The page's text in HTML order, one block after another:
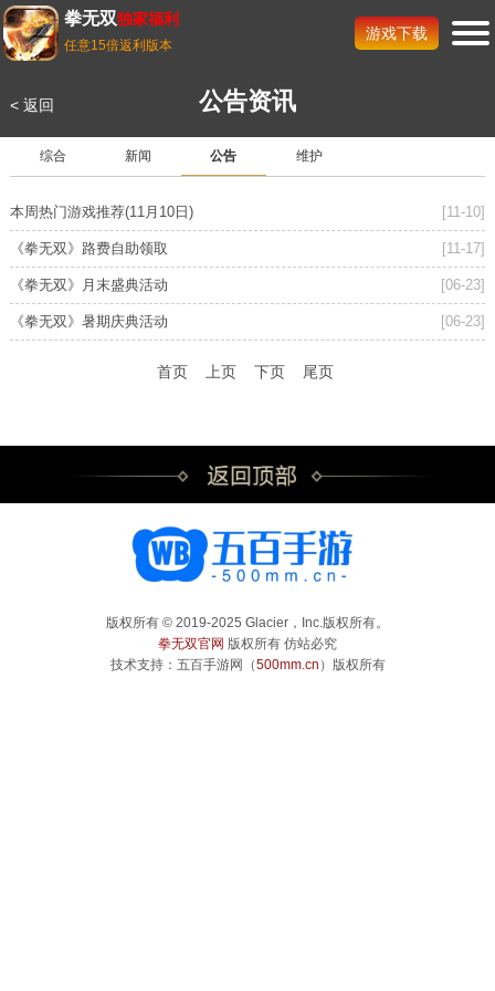
拳无双独家福利
任意15倍返利版本
游戏下载
公告资讯
< 返回
综合 新闻 公告 维护
[11-10]
本周热门游戏推荐(11月10日)
[11-17]
《拳无双》路费自助领取
[06-23]
《拳无双》月末盛典活动
[06-23]
《拳无双》暑期庆典活动
首页 上页 下页 尾页
版权所有 © 2019-2025 Glacier，Inc.版权所有。
拳无双官网 版权所有 仿站必究
技术支持：五百手游网（500mm.cn ）版权所有